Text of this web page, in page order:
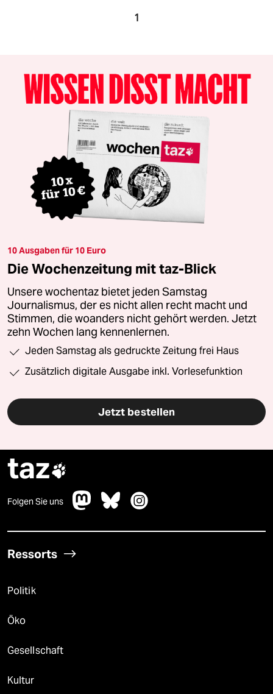
1
10 Ausgaben für 10 Euro
Die Wochenzeitung mit taz-Blick
Unsere wochentaz bietet jeden Samstag
Journalismus, der es nicht allen recht macht und
Stimmen, die woanders nicht gehört werden. Jetzt
zehn Wochen lang kennenlernen.
Jeden Samstag als gedruckte Zeitung frei Haus
Zusätzlich digitale Ausgabe inkl. Vorlesefunktion
Jetzt bestellen
taz
Folgen Sie uns
Ressorts
Politik
Öko
Gesellschaft
Kultur